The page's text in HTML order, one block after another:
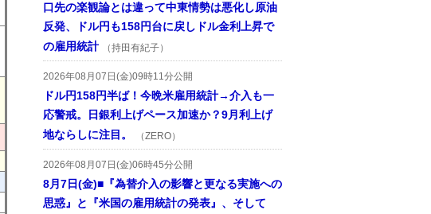
口先の楽観論とは違って中東情勢は悪化し原油
反発、ドル円も158円台に戻しドル金利上昇で
の雇用統計
（持田有紀子）
2026年08月07日(金)09時11分公開
ドル円158円半ば！今晩米雇用統計→介入も一
応警戒。日銀利上げペース加速か？9月利上げ
地ならしに注目。
（ZERO）
2026年08月07日(金)06時45分公開
8月7日(金)■『為替介入の影響と更なる実施への
思惑』と『米国の雇用統計の発表』、そして